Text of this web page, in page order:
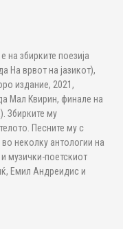
на збирките поезија
На врвот на јазикот),
издание, 2021,
Мал Квирин, финале на
Збирките му
Песните му с
неколку антологии на
музички-поетскиот
Емил Андреидис и